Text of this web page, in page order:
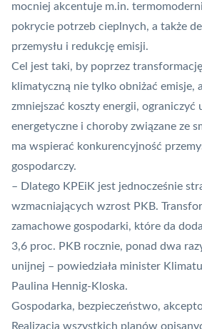
mocniej akcentuje m.in.
pokrycie potrzeb cieplnych, a także
przemysłu i redukcję emisji.
Cel jest taki, by poprzez
klimatyczną nie tylko obniżać emisje,
zmniejszać koszty energii, ograniczyć
energetyczne i choroby związane ze
ma wspierać konkurencyjność
gospodarczy.
– Dlatego KPEiK jest jednocześnie
wzmacniających wzrost PKB.
zamachowe gospodarki, które da
3,6 proc. PKB rocznie, ponad dwa
unijnej – powiedziała minister
Paulina Hennig-Kloska.
Gospodarka, bezpieczeństwo,
Realizacja wszystkich planów